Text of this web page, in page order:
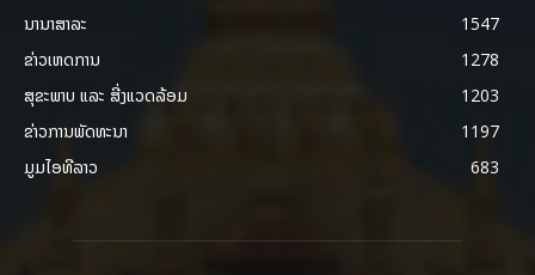
ນານາສາລະ
1547
ຂ່າວເຫດການ
1278
ສຸຂະພາບ ແລະ ສີ່ງແວດລ້ອມ
1203
ຂ່າວການພັດທະນາ
1197
ມູມໄອທີລາວ
683